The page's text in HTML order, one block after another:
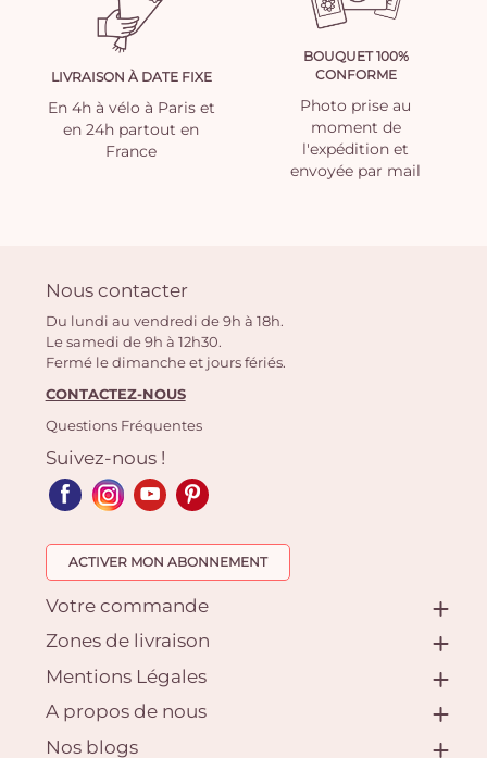
LIVRAISON À DATE FIXE
En 4h à vélo à Paris et
en 24h partout en
France
BOUQUET 100%
CONFORME
Photo prise au
moment de
l'expédition et
envoyée par mail
Nous contacter
Du lundi au vendredi de 9h à 18h.
Le samedi de 9h à 12h30.
Fermé le dimanche et jours fériés.
CONTACTEZ-NOUS
Questions Fréquentes
Suivez-nous !
ACTIVER MON ABONNEMENT
Votre commande
Zones de livraison
Mentions Légales
A propos de nous
Nos blogs